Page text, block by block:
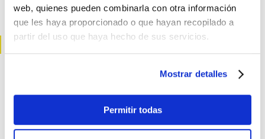
web, quienes pueden combinarla con otra información
que les haya proporcionado o que hayan recopilado a
partir del uso que haya hecho de sus servicios.
Mostrar detalles
Permitir todas
PROYECTOS
OTROS
ÚLTIMOS ARTÍCULOS